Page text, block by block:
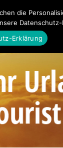
die
Datenschutz-
Erklärung